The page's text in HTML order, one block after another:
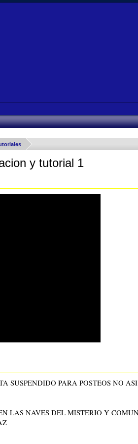
y tutorial 1
SUSPENDIDO PARA POSTEOS NO
LAS NAVES DEL MISTERIO Y